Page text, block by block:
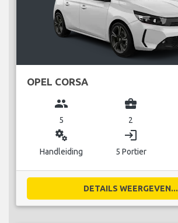
OPEL CORSA
group
5
business_center
2
miscellaneous_services
Handleiding
login
5 Portier
DETAILS WEERGEVEN...